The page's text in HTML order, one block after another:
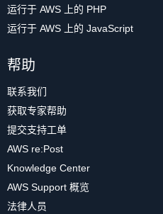
运行于 AWS 上的 PHP
运行于 AWS 上的 JavaScript
帮助
联系我们
获取专家帮助
提交支持工单
AWS re:Post
Knowledge Center
AWS Support 概览
法律人员